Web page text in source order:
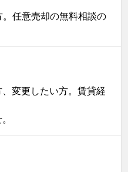
任意売却の無料相談の
変更したい方。賃貸経